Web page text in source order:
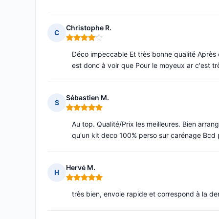
C
Christophe R.
Note : 4 sur 5
Déco impeccable Et très bonne qualité
est donc à voir que Pour le moyeux ar c'est
S
Sébastien M.
Note : 5 sur 5
Au top. Qualité/Prix les meilleures. Bien
qu'un kit deco 100% perso sur carénage Bcd
H
Hervé M.
Note : 5 sur 5
très bien, envoie rapide et correspond à la